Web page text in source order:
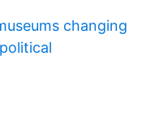
changing